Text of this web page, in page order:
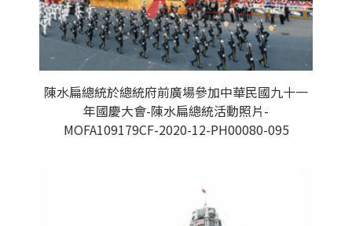
陳水扁總統於總統府前廣場參加中華民國九十一
年國慶大會-陳水扁總統活動照片-
MOFA109179CF-2020-12-PH00080-095